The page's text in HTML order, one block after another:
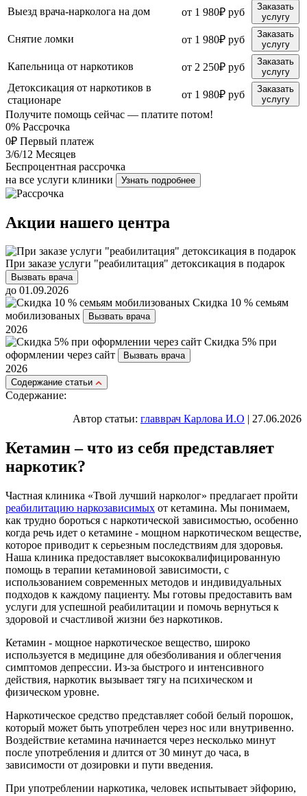
Выезд врача-нарколога на дом от 1 980₽ руб
Заказать
услугу
Снятие ломки от 1 980₽ руб
Заказать
услугу
Капельница от наркотиков от 2 250₽ руб
Заказать
услугу
Детоксикация от наркотиков в
стационаре
от 1 980₽ руб
Заказать
услугу
Получите помощь сейчас — платите потом!
0% Рассрочка
0₽ Первый платеж
3/6/12 Месяцев
Беспроцентная рассрочка
на все услуги клиники
Узнать подробнее
Акции нашего центра
При заказе услуги "реабилитация" детоксикация в подарок
Вызвать врача
до 01.09.2026
Скидка 10 % семьям
мобилизованых
Вызвать врача
2026
Скидка 5% при
оформлении через сайт
Вызвать врача
2026
Cодержание статьи
Содержание:
Автор статьи: главврач Карлова И.О | 27.06.2026
Кетамин – что из себя представляет
наркотик?
Частная клиника «Твой лучший нарколог» предлагает пройти
реабилитацию наркозависимых от кетамина. Мы понимаем,
как трудно бороться с наркотической зависимостью, особенно
когда речь идет о кетамине - мощном наркотическом веществе,
которое приводит к серьезным последствиям для здоровья.
Наша клиника предоставляет высококвалифицированную
помощь в терапии кетаминовой зависимости, с
использованием современных методов и индивидуальных
подходов к каждому пациенту. Мы готовы предоставить вам
услуги для успешной реабилитации и помочь вернуться к
здоровой и счастливой жизни без наркотиков.
Кетамин - мощное наркотическое вещество, широко
используется в медицине для обезболивания и облегчения
симптомов депрессии. Из-за быстрого и интенсивного
действия, наркотик вызывает тягу на психическом и
физическом уровне.
Наркотическое средство представляет собой белый порошок,
который может быть употреблен через нос или внутривенно.
Воздействие кетамина начинается через несколько минут
после употребления и длится от 30 минут до часа, в
зависимости от дозировки и пути введения.
При употреблении наркотика, человек испытывает эйфорию,